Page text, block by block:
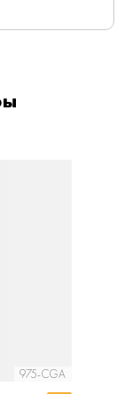
оцинкована
975-CGA